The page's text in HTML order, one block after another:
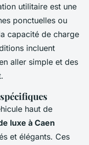
utilitaire est une
ponctuelles ou
capacité de charge
incluent
aller simple et des
haut de
luxe à Caen
et élégants. Ces